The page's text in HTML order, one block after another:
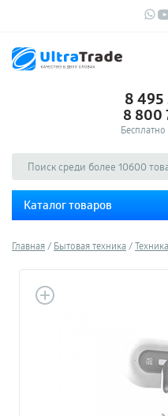
8 495
8 800
Каталог товаров
Главная Бытовая техника